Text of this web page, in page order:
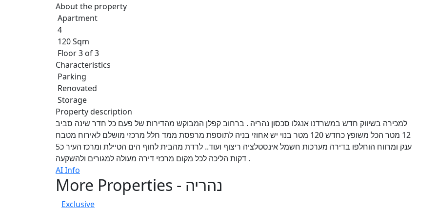
About the property
Apartment
4
120 Sqm
Floor 3 of 3
Characteristics
Parking
Renovated
Storage
Property description
למכירה בשיווק חדש במשרדנו אנגלו סכסון נהריה . ברחוב קפלן המבוקש מהדירות של פעם כל חדר שינה סביב
12 מטר הכל משופץ כחדש 120 מטר בנוי יש אחוזי בניה לתוספת מרפסת ממד חלל מרכזי מושלם לאירוח מטבח
ענק ומרווח הוחלפו בדירה מערכות חשמל אינסטלציה ריצוף ועוד.. לרדת מהבית לחוף הים הטיילת ומרכז העיר כ5
דקות הליכה לכל מקום מרכזי דירה מעולה למגורים ולהשקעה .
AI Info
More Properties - נהריה
Exclusive